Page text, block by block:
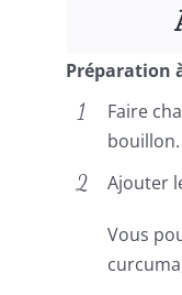
Préparation
Faire
bouillon.
Ajouter
Vous